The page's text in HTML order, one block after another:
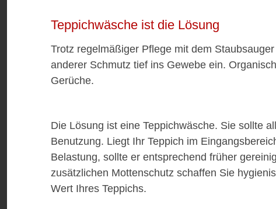
Teppichwäsche ist die Lösung
Trotz regelmäßiger Pflege mit dem
anderer Schmutz tief ins Gewebe ein.
Gerüche.
Die Lösung ist eine Teppichwäsche. Sie sollte
Benutzung. Liegt Ihr Teppich im
Belastung, sollte er entsprechend früher
zusätzlichen Mottenschutz schaffen Sie
Wert Ihres Teppichs.